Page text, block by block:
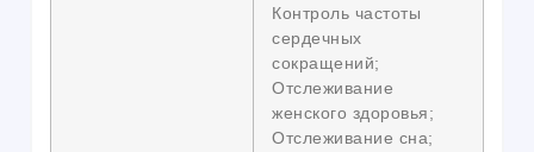
Контроль частоты
сердечных
сокращений;
Отслеживание
женского здоровья;
Отслеживание сна;